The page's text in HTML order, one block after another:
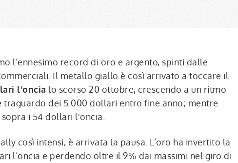
l’ennesimo record di oro e argento, spinti dalle
Il metallo giallo è così arrivato a toccare il
l'oncia lo scorso 20 ottobre, crescendo a un ritmo
traguardo dei 5.000 dollari entro fine anno; mentre
i 54 dollari l'oncia.
così intensi, è arrivata la pausa. L’oro ha invertito la
l’oncia e perdendo oltre il 9% dai massimi nel giro di